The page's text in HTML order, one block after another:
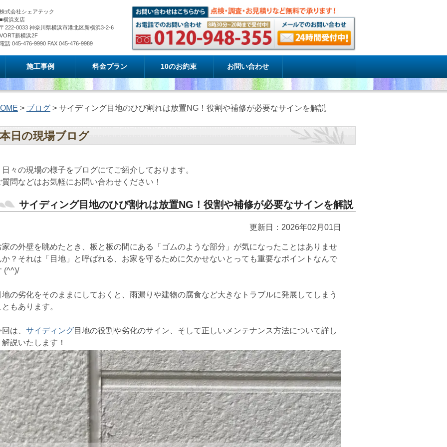
式会社シェアテック
横浜支店
222-0033 神奈川県横浜市港北区新横浜3-2-6
新横浜2F
話 045-476-9990 FAX 045-476-9989
施工事例 料金プラン 10のお約束 お問い合わせ
> ブログ> サイディング目地のひび割れは放置NG！役割や補修が必要なサインを解説
日の現場ブログ
々の現場の様子をブログにてご紹介しております。
質問などはお気軽にお問い合わせください！
サイディング目地のひび割れは放置NG！役割や補修が必要なサインを解説
更新日：2026年02月01日
家の外壁を眺めたとき、板と板の間にある「ゴムのような部分」が気になったことはありませ
か？それは「目地」と呼ばれる、お家を守るために欠かせないとっても重要なポイントなんで
(^^)/
地の劣化をそのままにしておくと、雨漏りや建物の腐食など大きなトラブルに発展してしまう
ともあります。
は、 サイディング目地の役割や劣化のサイン、そして正しいメンテナンス方法について詳し
解説いたします！